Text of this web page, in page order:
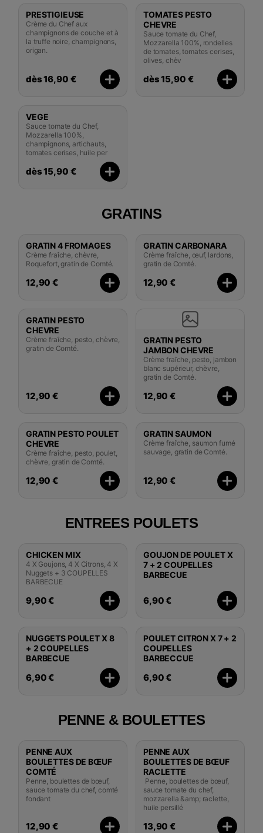
PRESTIGIEUSE
Crème du Chef aux
champignons de couche et à
la truffe noire, champignons,
origan.
dès 16,90 €
TOMATES PESTO
CHEVRE
Sauce tomate du Chef,
Mozzarella 100%, rondelles
de tomates, tomates cerises,
olives, chèv
dès 15,90 €
VEGE
Sauce tomate du Chef,
Mozzarella 100%,
champignons, artichauts,
tomates cerises, huile per
dès 15,90 €
GRATINS
GRATIN 4 FROMAGES
Crème fraîche, chèvre,
Roquefort, gratin de Comté.
12,90 €
GRATIN CARBONARA
Crème fraîche, œuf, lardons,
gratin de Comté.
12,90 €
GRATIN PESTO
CHEVRE
Crème fraîche, pesto, chèvre,
gratin de Comté.
12,90 €
GRATIN PESTO
JAMBON CHEVRE
Crème fraîche, pesto, jambon
blanc supérieur, chèvre,
gratin de Comté.
12,90 €
GRATIN PESTO POULET
CHEVRE
Crème fraîche, pesto, poulet,
chèvre, gratin de Comté.
12,90 €
GRATIN SAUMON
Crème fraîche, saumon fumé
sauvage, gratin de Comté.
12,90 €
ENTREES POULETS
CHICKEN MIX
4 X Goujons, 4 X Citrons, 4 X
Nuggets + 3 COUPELLES
BARBECUE
9,90 €
GOUJON DE POULET X
7 + 2 COUPELLES
BARBECUE
6,90 €
NUGGETS POULET X 8
+ 2 COUPELLES
BARBECUE
6,90 €
POULET CITRON X 7 + 2
COUPELLES
BARBECCUE
6,90 €
PENNE & BOULETTES
PENNE AUX
BOULETTES DE BŒUF
COMTÉ
Penne, boulettes de bœuf,
sauce tomate du chef, comté
fondant
12,90 €
PENNE AUX
BOULETTES DE BŒUF
RACLETTE
Penne, boulettes de bœuf,
sauce tomate du chef,
mozzarella &amp; raclette,
huile persillé
13,90 €